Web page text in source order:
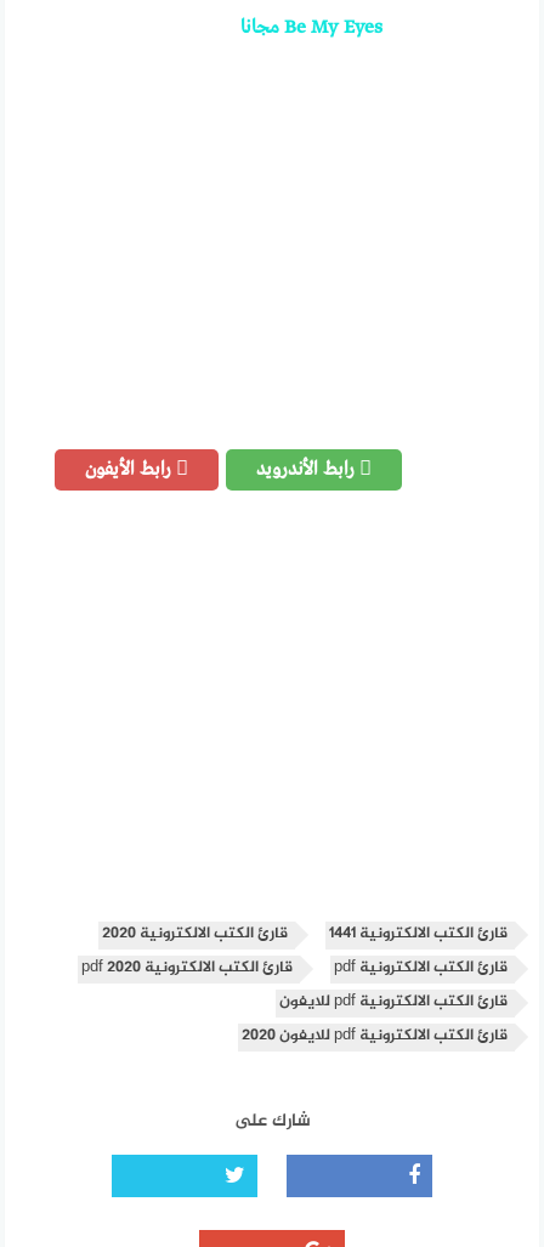
Be My Eyes مجانا
رابط الأندرويد رابط الأيفون
قارئ الكتب الالكترونية 1441
قارئ الكتب الالكترونية 2020
قارئ الكتب الالكترونية pdf
قارئ الكتب الالكترونية pdf 2020
قارئ الكتب الالكترونية pdf للايفون
قارئ الكتب الالكترونية pdf للايفون 2020
شارك على